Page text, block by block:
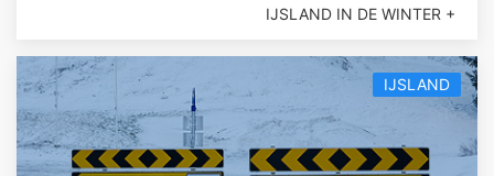
IJSLAND IN DE WINTER +
IJSLAND